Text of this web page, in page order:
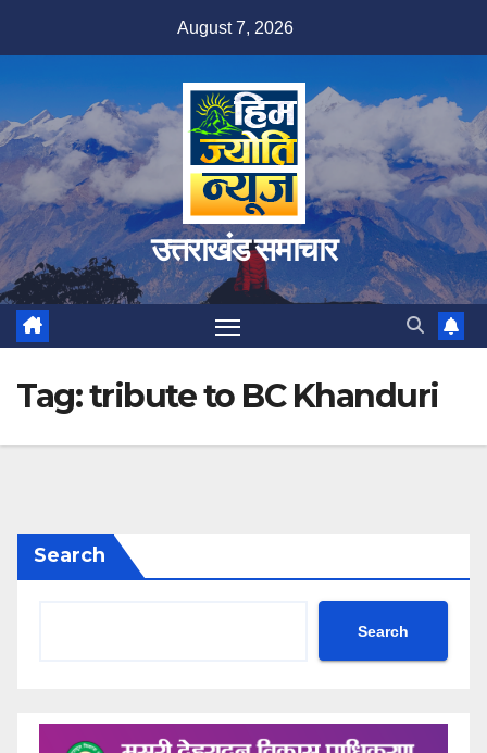
August 7, 2026
उत्तराखंड समाचार
Tag:tribute to BC Khanduri
Search
Search